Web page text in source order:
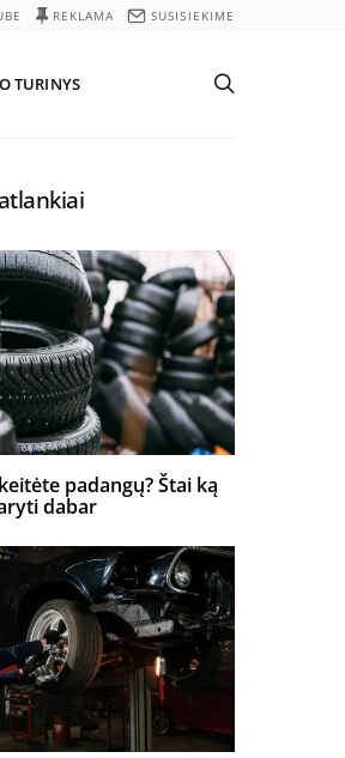
REKLAMA SUSISIEKIME
TURINYS
padangų? Štai ką
dabar